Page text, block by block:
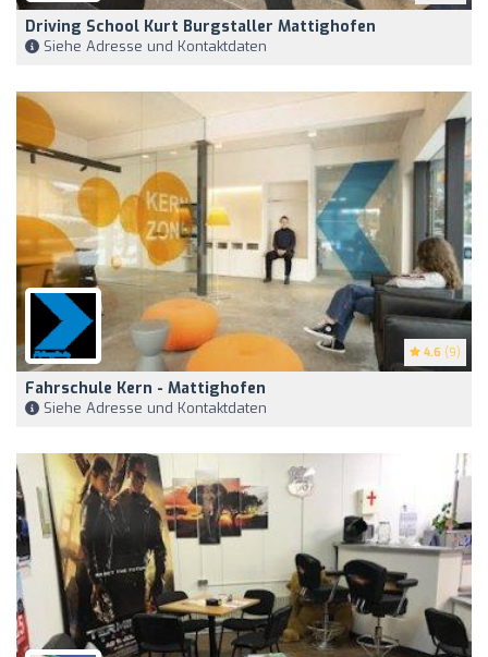
Driving School Kurt Burgstaller Mattighofen
Siehe Adresse und Kontaktdaten
4.6 (9)
Fahrschule Kern - Mattighofen
Siehe Adresse und Kontaktdaten